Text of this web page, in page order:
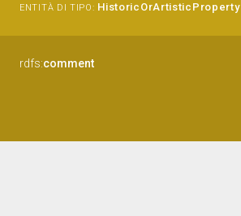
ENTITÀ DI TIPO: HistoricOrArtisticProperty
rdfs:comment